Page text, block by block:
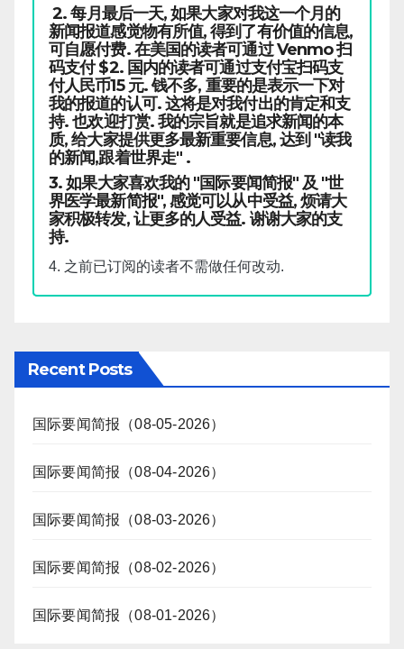
2. 每月最后一天, 如果大家对我这一个月的
新闻报道感觉物有所值, 得到了有价值的信息,
可自愿付费. 在美国的读者可通过 Venmo 扫
码支付 $2. 国内的读者可通过支付宝扫码支
付人民币15 元. 钱不多, 重要的是表示一下对
我的报道的认可. 这将是对我付出的肯定和支
持. 也欢迎打赏. 我的宗旨就是追求新闻的本
质, 给大家提供更多最新重要信息, 达到 "读我
的新闻,跟着世界走" .
3. 如果大家喜欢我的 "国际要闻简报" 及 "世
界医学最新简报", 感觉可以从中受益, 烦请大
家积极转发, 让更多的人受益. 谢谢大家的支
持.
4. 之前已订阅的读者不需做任何改动.
Recent Posts
国际要闻简报（08-05-2026）
国际要闻简报（08-04-2026）
国际要闻简报（08-03-2026）
国际要闻简报（08-02-2026）
国际要闻简报（08-01-2026）